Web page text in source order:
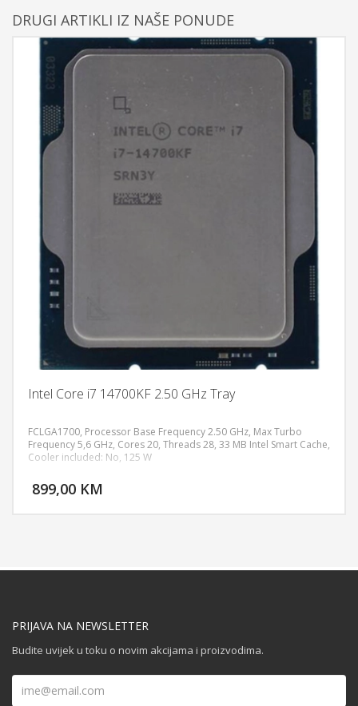
DRUGI ARTIKLI IZ NAŠE PONUDE
Intel Core i7 14700KF 2.50 GHz Tray
FCLGA1700, Processor Base Frequency 2.50 GHz, Max Turbo
Frequency 5,6 GHz, Cores 20, Threads 28, 33 MB Intel Smart Cache,
Cooler included: No, 125 W
899,00 KM
PRIJAVA NA NEWSLETTER
Budite uvijek u toku o novim akcijama i proizvodima.